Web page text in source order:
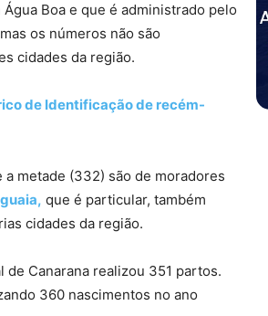
Boa e que é administrado pelo
os números não são
cidades da região.
de Identificação de recém-
metade (332) são de moradores
que é particular, também
cidades da região.
de Canarana realizou 351 partos.
360 nascimentos no ano